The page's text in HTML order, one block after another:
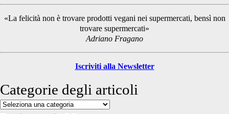
Sidebar
«La felicità non è trovare prodotti vegani nei supermercati, bensì non
trovare supermercati»
Adriano Fragano
Iscriviti alla Newsletter
Categorie degli articoli
Categorie